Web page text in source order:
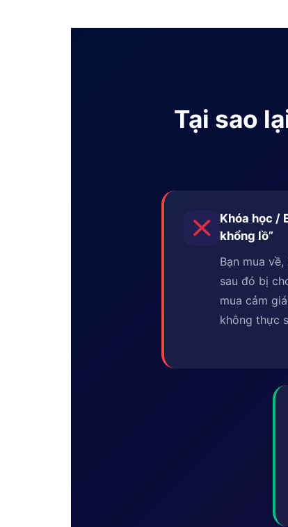
Tại sao
Khóa học /
khổng lồ”
Bạn mua
sau đó bị
mua cảm
không thực